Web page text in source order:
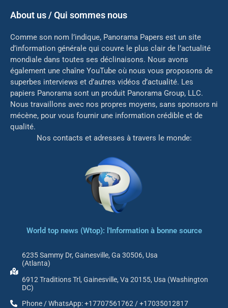
About us / Qui sommes nous
Comme son nom l’indique, Panorama Papers est un site
d’information générale qui couvre le plus clair de l’actualité
mondiale dans toutes ses déclinaisons. Nous avons
également une chaîne YouTube où nous vous proposons de
superbes interviews et d’autres vidéos d’actualité. Les
papiers Panorama sont un produit Panorama Group, LLC.
Nous travaillons avec nos propres moyens, sans sponsors ni
mécène, pour vous fournir une information crédible et de
qualité.
Nos contacts et adresses à travers le monde:
World top news (Wtop): l'Information à bonne source
6235 Sammy Dr, Gainesville, Ga 30506, Usa
(Atlanta)
6912 Traditions Trl, Gainesville, Va 20155, Usa (Washington
DC)
Phone / WhatsApp: +17707561762 / +17035012817